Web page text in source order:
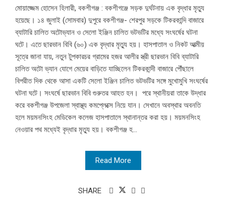
মোয়াজ্জেম হোসেন হিলারী, বকশীগঞ্জ : বকশীগঞ্জে সড়ক দুর্ঘটনায় এক বৃদ্ধার মৃত্যু
হয়েছে। ১৪ জুলাই (সোমবার) দুপুরে বকশীগঞ্জ- শেরপুর সড়কে টিকরকান্দি বাজারে
ব্যাটারি চালিত অটোভ্যান ও সেলো ইঞ্জিন চালিত ভটভটির মধ্যে সংঘর্ষের ঘটনা
ঘটে। এতে ছারভান বিবি (৬০) এক বৃদ্ধার মৃত্যু হয়। হাসপাতাল ও নিকট আত্মীয়
সূত্রে জানা যায়, নতুন টুপকারচর গ্রামের হজর আলীর স্ত্রী ছারভান বিবি ব্যাটারি
চালিত অটো ভ্যান যোগে মেয়ের বাড়িতে যাচ্ছিলেন টিকরকান্দী বাজারে পৌঁছালে
বিপরীত দিক থেকে আসা একটি সেলো ইঞ্জিন চালিত ভটভটির সঙ্গে মুখোমুখি সংঘর্ষের
ঘটনা ঘটে। সংঘর্ষে ছা‌রভান বিবি গুরুতর আহত হন। পরে স্থানীয়রা তাকে উদ্ধার
করে বকশীগঞ্জ উপজেলা স্বাস্থ্য কমপ্লেক্সে নিয়ে যান। সেখানে অবস্থার অবনতি
হলে ময়মনসিংহ মেডিকেল কলেজ হাসপাতালে স্থানান্তর করা হয়। ময়মনসিংহ
নেওয়ার পথ মধ্যেই বৃদ্ধার মৃত্যু হয়। বকশীগঞ্জ হ...
Read More
SHARE